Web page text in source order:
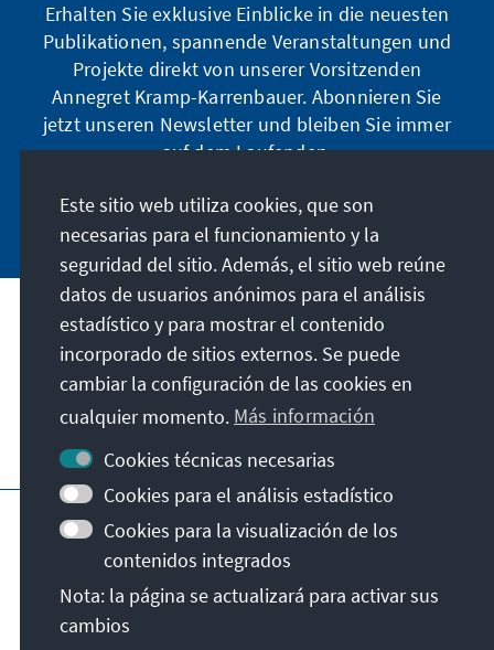
Erhalten Sie exklusive Einblicke in die neuesten
Publikationen, spannende Veranstaltungen und
Projekte direkt von unserer Vorsitzenden
Annegret Kramp-Karrenbauer. Abonnieren Sie
jetzt unseren Newsletter und bleiben Sie immer
auf dem Laufenden.
Jetzt abonnieren
Nuestra misión
Contacto
Otras ofertas de la fundación
Pie de imprenta
Condiciones de uso
Declaración sobre accesibilidad
Barriere melden
Mapa del sitio
© Konrad-Adenauer-Stiftung e.V. 2026
Este sitio web utiliza cookies, que son
necesarias para el funcionamiento y la
seguridad del sitio. Además, el sitio web reúne
datos de usuarios anónimos para el análisis
estadístico y para mostrar el contenido
incorporado de sitios externos. Se puede
cambiar la configuración de las cookies en
cualquier momento. Más información
Cookies técnicas necesarias
Cookies para el análisis estadístico
Cookies para la visualización de los
contenidos integrados
Nota: la página se actualizará para activar sus
cambios